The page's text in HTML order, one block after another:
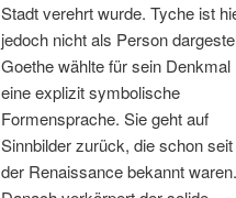
Stadt verehrt wurde. Tyche ist
jedoch nicht als Person
Goethe wählte für sein Denkmal
eine explizit symbolische
Formensprache. Sie geht auf
Sinnbilder zurück, die schon seit
der Renaissance bekannt waren.